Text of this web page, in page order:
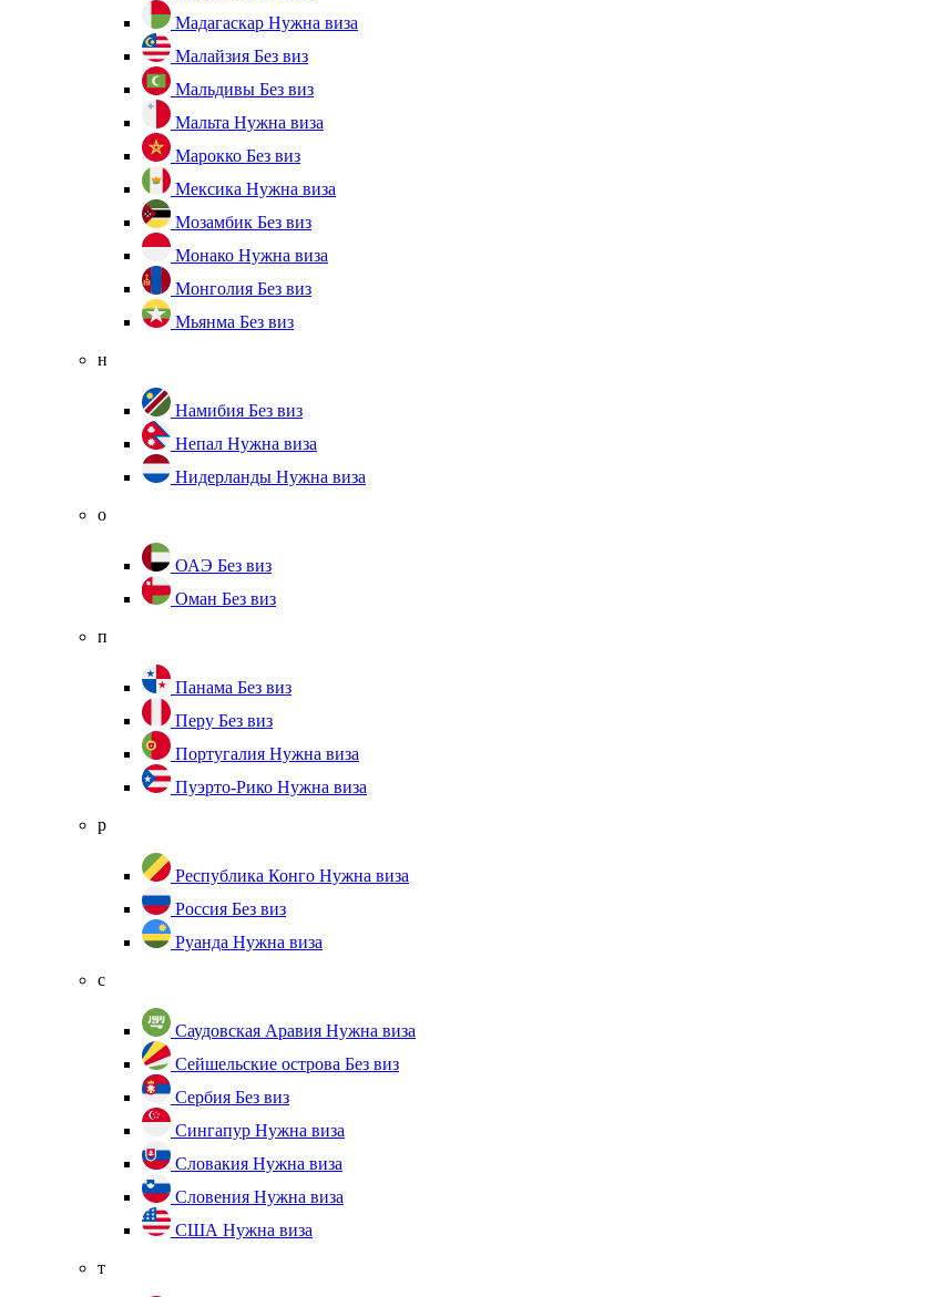
Мадагаскар Нужна виза
Малайзия Без виз
Мальдивы Без виз
Мальта Нужна виза
Марокко Без виз
Мексика Нужна виза
Мозамбик Без виз
Монако Нужна виза
Монголия Без виз
Мьянма Без виз
н
Намибия Без виз
Непал Нужна виза
Нидерланды Нужна виза
о
ОАЭ Без виз
Оман Без виз
п
Панама Без виз
Перу Без виз
Португалия Нужна виза
Пуэрто-Рико Нужна виза
р
Республика Конго Нужна виза
Россия Без виз
Руанда Нужна виза
с
Саудовская Аравия Нужна виза
Сейшельские острова Без виз
Сербия Без виз
Сингапур Нужна виза
Словакия Нужна виза
Словения Нужна виза
США Нужна виза
т